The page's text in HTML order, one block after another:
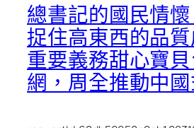
總書記的國民情
捉住高東西的品
重要義務甜心寶
網，周全推動中